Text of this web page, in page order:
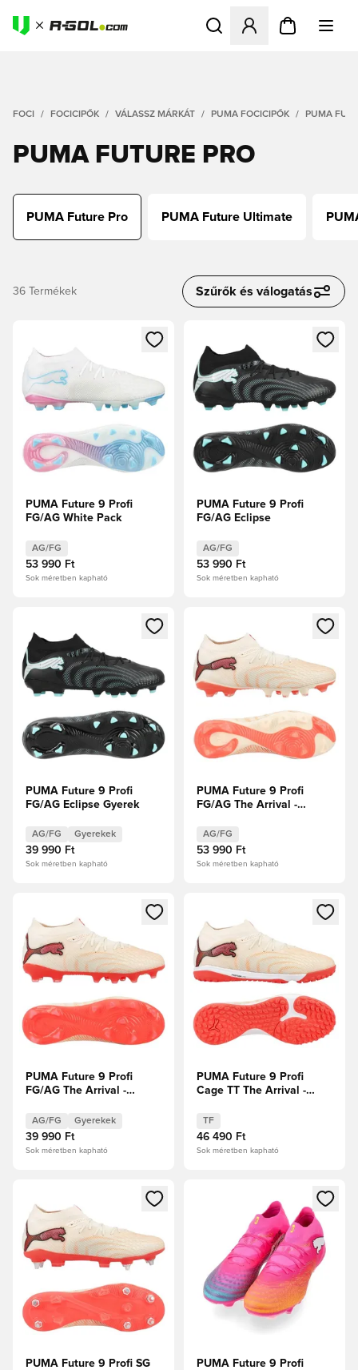
Megnyit egy modált a
FOCI FOCICIPŐK VÁLASSZ MÁRKÁT PUMA FOCICIPŐK PUMA
PUMA FUTURE PRO
PUMA Future Pro PUMA Future Ultimate
36 Termékek Szűrők és válogatás
Megnyit egy modált a bejelentkezéshez vagy a tagként
PUMA Future 9 Profi
FG/AG White Pack
AG/FG
53 990 Ft
Sok méretben kapható
Megnyit egy modált a
PUMA Future 9 Profi
FG/AG Eclipse
AG/FG
53 990 Ft
Sok méretben kapható
Megnyit egy modált a bejelentkezéshez vagy a tagként
PUMA Future 9 Profi
FG/AG Eclipse Gyerek
AG/FG Gyerekek
39 990 Ft
Sok méretben kapható
Megnyit egy modált a
PUMA Future 9 Profi
FG/AG The Arrival -
Fehér/Ultra Red/PUMA
Fekete
AG/FG
53 990 Ft
Sok méretben kapható
Megnyit egy modált a bejelentkezéshez vagy a tagként
PUMA Future 9 Profi
FG/AG The Arrival -
Fehér/Ultra Red/PUMA
Fekete Gyerek
AG/FG Gyerekek
39 990 Ft
Sok méretben kapható
Megnyit egy modált a
PUMA Future 9 Profi
Cage TT The Arrival -
Fehér/Ultra Red/PUMA
Fekete
TF
46 490 Ft
Sok méretben kapható
Megnyit egy modált a bejelentkezéshez vagy a tagként
PUMA Future 9 Profi SG
Megnyit egy modált a
PUMA Future 9 Profi